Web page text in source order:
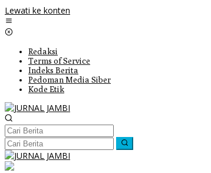
Lewati ke konten
Redaksi
Terms of Service
Indeks Berita
Pedoman Media Siber
Kode Etik